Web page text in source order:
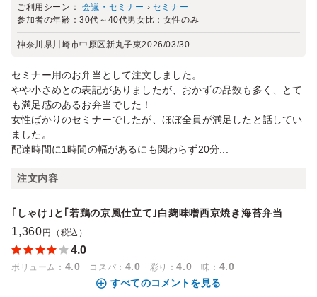
ご利用シーン： 会議・セミナー › セミナー
参加者の年齢：30代～40代男女比： 女性のみ
神奈川県川崎市中原区新丸子東2026/03/30
セミナー用のお弁当として注文しました。
やや小さめとの表記がありましたが、おかずの品数も多く、とて
も満足感のあるお弁当でした！
女性ばかりのセミナーでしたが、ほぼ全員が満足したと話してい
ました。
配達時間に1時間の幅があるにも関わらず20分...
注文内容
｢しゃけ｣と｢若鶏の京風仕立て｣白麹味噌西京焼き海苔弁当
1,360 円（税込）
4.0
ボリューム ： 4.0 コスパ ： 4.0 彩り ：4.0 味 ： 4.0
すべてのコメントを見る